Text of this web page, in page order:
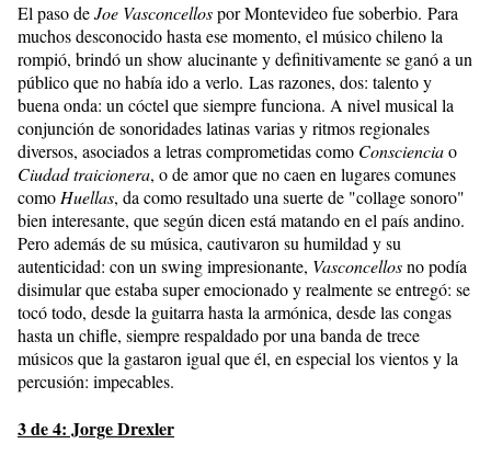
El paso deJoe Vasconcellospor Montevideo fue soberbio. Para
muchos desconocido hasta ese momento, el músico chileno la
rompió, brindó un show alucinante y definitivamente se ganó a un
público que no había ido a verlo. Las razones, dos: talento y
buena onda: un cóctel que siempre funciona. A nivel musical la
conjunción de sonoridades latinas varias y ritmos regionales
diversos, asociados a letras comprometidas como Conscienciao
Ciudad traicionera, o de amor que no caen en lugares comunes
comoHuellas, da como resultado una suerte de "collage sonoro"
bien interesante, que según dicen está matando en el país andino.
Pero además de su música, cautivaron su humildad y su
autenticidad: con un swing impresionante, Vasconcellosno podía
disimular que estaba super emocionado y realmente se entregó: se
tocó todo, desde la guitarra hasta la armónica, desde las congas
hasta un chifle, siempre respaldado por una banda de trece
músicos que la gastaron igual que él, en especial los vientos y la
percusión: impecables.
3 de 4: Jorge Drexler